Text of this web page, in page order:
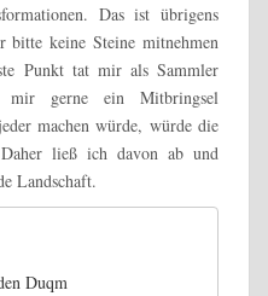
Das ist übrigens
bitte keine Steine mitnehmen
Punkt tat mir als Sammler
gerne ein Mitbringsel
machen würde, würde die
ließ ich davon ab und
Landschaft.
Duqm